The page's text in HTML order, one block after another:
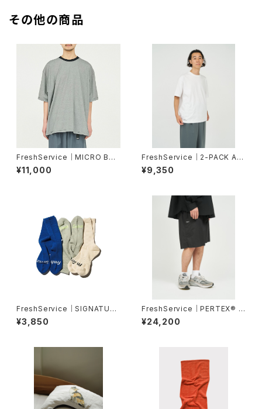
その他の商品
FreshService｜MICRO BOR
DER S/S TEE
¥11,000
FreshService｜2-PACK AL
L WEATHER TEE
¥9,350
FreshService｜SIGNATURE
3-PACK SOCKS
¥3,850
FreshService｜PERTEX® E
QUILIBRIUM EASY SHORTS
¥24,200